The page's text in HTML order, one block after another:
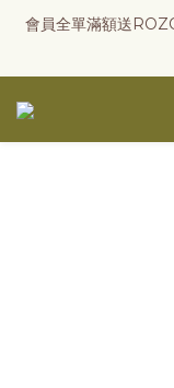
會員全單滿額送